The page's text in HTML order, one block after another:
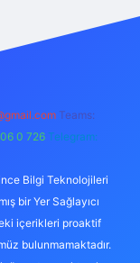
Teams:
0 726 Telegram:
Bilgi Teknolojileri
bir Yer Sağlayıcı
içerikleri proaktif
bulunmamaktadır.